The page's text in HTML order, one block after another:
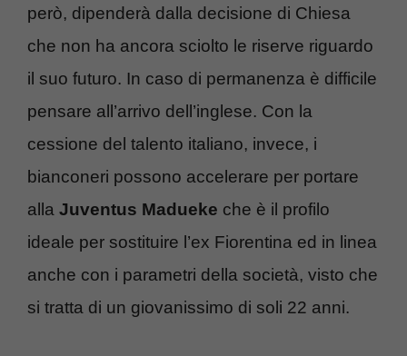
però, dipenderà dalla decisione di Chiesa
che non ha ancora sciolto le riserve riguardo
il suo futuro. In caso di permanenza è difficile
pensare all’arrivo dell’inglese. Con la
cessione del talento italiano, invece, i
bianconeri possono accelerare per portare
alla Juventus Madueke che è il profilo
ideale per sostituire l’ex Fiorentina ed in linea
anche con i parametri della società, visto che
si tratta di un giovanissimo di soli 22 anni.